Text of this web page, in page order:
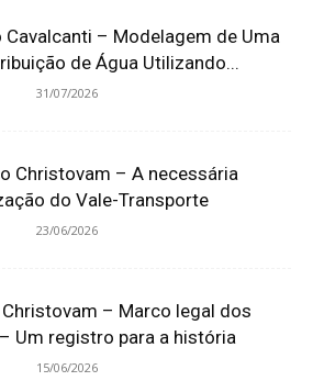
Cavalcanti – Modelagem de Uma
de Água Utilizando...
31/07/2026
Christovam – A necessária
do Vale-Transporte
23/06/2026
– Marco legal dos
Um registro para a história
15/06/2026